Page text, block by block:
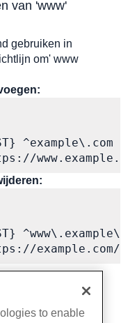
van 'www'
gebruiken in
om' www
^example\.com
example.com/$1
Kopiëren URL
to enable